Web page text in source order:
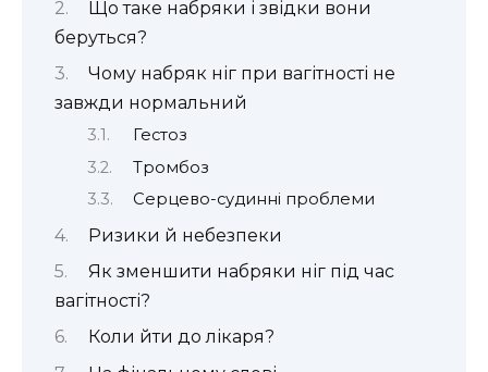
Що таке набряки і звідки вони
беруться?
Чому набряк ніг при вагітності не
завжди нормальний
Гестоз
Тромбоз
Серцево-судинні проблеми
Ризики й небезпеки
Як зменшити набряки ніг під час
вагітності?
Коли йти до лікаря?